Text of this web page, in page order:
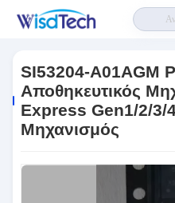
Ρυθμιστικός Αποθηκευτικός
Αποθηκευτικός Μηχανισμός
SI53204-A01AGM
Αποθηκευτικός
Express Gen1/2/3/
Μηχανισμός